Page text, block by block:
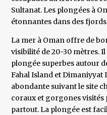
Sultanat. Les plongées à
étonnantes dans des
La mer à Oman offre de
visibilité de 20-30 mètres.
plongée superbes autour
Fahal Island et Dimaniyyat
abondante suivant le site
coraux et gorgones visités
partout. La plongée est